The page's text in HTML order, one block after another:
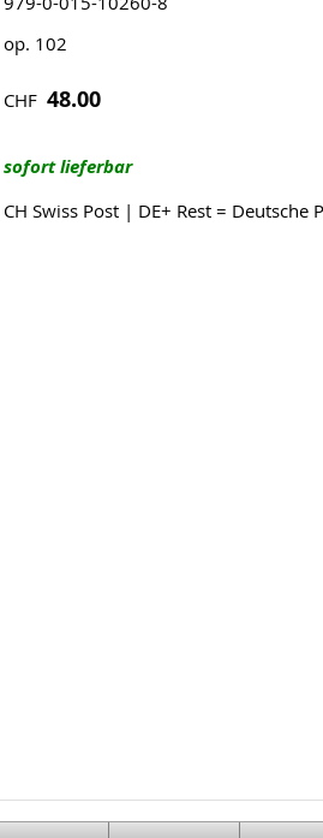
op. 102
CHF 48.00
sofort lieferbar
CH Swiss Post | DE+ Rest =